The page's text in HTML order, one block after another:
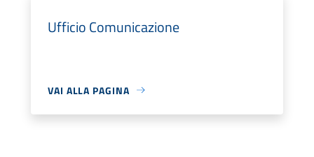
Ufficio Comunicazione
VAI ALLA PAGINA